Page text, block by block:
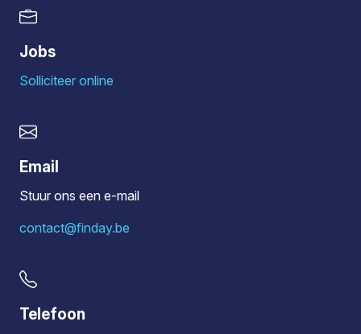
Jobs
Solliciteer online
Email
Stuur ons een e-mail
contact@finday.be
Telefoon